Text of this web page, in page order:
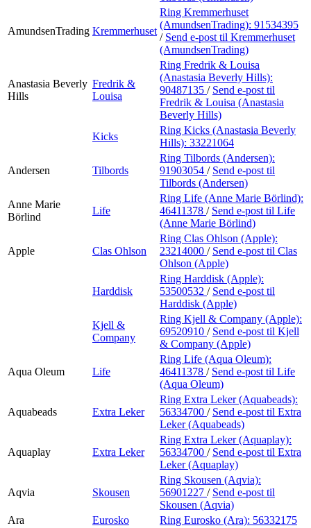
AmundsenTrading Kremmerhuset
Ring Kremmerhuset
(AmundsenTrading): 91534395
/ Send e-post til Kremmerhuset
(AmundsenTrading)
Anastasia Beverly
Hills
Fredrik &
Louisa
Ring Fredrik & Louisa
(Anastasia Beverly Hills):
90487135 / Send e-post til
Fredrik & Louisa (Anastasia
Beverly Hills)
Kicks
Ring Kicks (Anastasia Beverly
Hills): 33221064
Andersen Tilbords
Ring Tilbords (Andersen):
91903054 / Send e-post til
Tilbords (Andersen)
Anne Marie
Börlind
Life
Ring Life (Anne Marie Börlind):
46411378 / Send e-post til Life
(Anne Marie Börlind)
Apple Clas Ohlson
Ring Clas Ohlson (Apple):
23214000 / Send e-post til Clas
Ohlson (Apple)
Harddisk
Ring Harddisk (Apple):
53500532 / Send e-post til
Harddisk (Apple)
Kjell &
Company
Ring Kjell & Company (Apple):
69520910 / Send e-post til Kjell
& Company (Apple)
Aqua Oleum Life
Ring Life (Aqua Oleum):
46411378 / Send e-post til Life
(Aqua Oleum)
Aquabeads Extra Leker
Ring Extra Leker (Aquabeads):
56334700 / Send e-post til Extra
Leker (Aquabeads)
Aquaplay Extra Leker
Ring Extra Leker (Aquaplay):
56334700 / Send e-post til Extra
Leker (Aquaplay)
Aqvia Skousen
Ring Skousen (Aqvia):
56901227 / Send e-post til
Skousen (Aqvia)
Ara
Eurosko Ring Eurosko (Ara): 56332175